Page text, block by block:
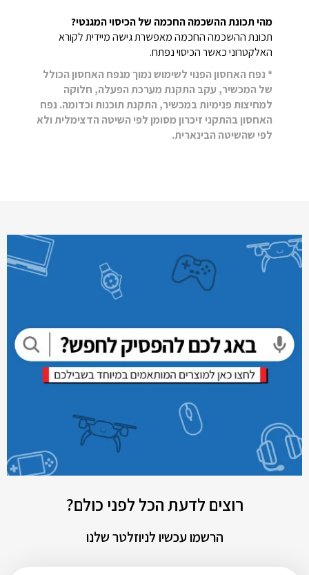
מהי תכונת ההשכמה החכמה של הכיסוי המגנטי?
תכונת ההשכמה החכמה מאפשרת גישה מיידית לקורא
האלקטרוני כאשר הכיסוי נפתח.
* נפח האחסון הפנוי לשימוש נמוך מנפח האחסון הכולל
של המכשיר, עקב התקנת מערכת הפעלה, חלוקה
למחיצות פנימיות במכשיר, התקנת תוכנות וכדומה. נפח
האחסון בהתקני זיכרון מסומן לפי השיטה הדצימלית ולא
לפי שהשיטה הבינארית.
רוצים לדעת הכל לפני כולם?
הרשמו עכשיו לניוזלטר שלנו